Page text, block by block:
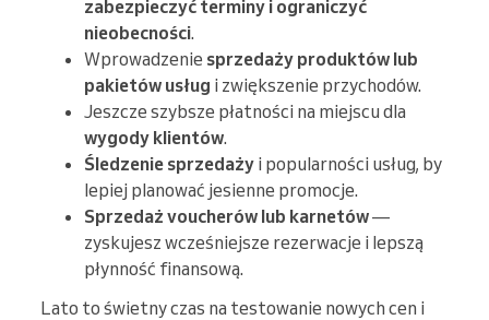
zabezpieczyć terminy i ograniczyć
nieobecności.
Wprowadzenie sprzedaży produktów lub
pakietów usług i zwiększenie przychodów.
Jeszcze szybsze płatności na miejscu dla
wygody klientów.
Śledzenie sprzedaży i popularności usług, by
lepiej planować jesienne promocje.
Sprzedaż voucherów lub karnetów—
zyskujesz wcześniejsze rezerwacje i lepszą
płynność finansową.
Lato to świetny czas na testowanie nowych cen i